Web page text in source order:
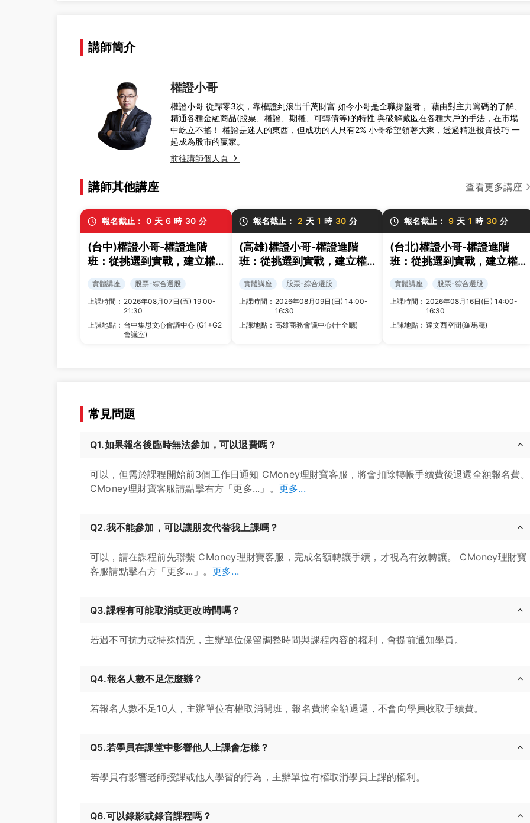
講師簡介
權證小哥
權證小哥 從歸零3次，靠權證到滾出千萬財富 如今小哥是全職操盤者， 藉由對主力籌碼的了解、
精通各種金融商品(股票、權證、期權、可轉債等)的特性 與破解藏匿在各種大戶的手法，在市場
中屹立不搖！ 權證是迷人的東西，但成功的人只有2% 小哥希望領著大家，透過精進投資技巧 一
起成為股市的贏家。
前往講師個人頁
講師其他講座 查看更多講座
報名截止： 0 天 6 時 30 分
(台中)權證小哥-權證進階
班：從挑選到實戰，建立權
實體講座
股票-綜合選股
上課時間： 2026年08月07日(五) 19:00-
21:30
上課地點： 台中集思文心會議中心 (G1+G2
會議室)
報名截止： 2 天 1 時 30 分
(高雄)權證小哥-權證進階
班：從挑選到實戰，建立權
實體講座
股票-綜合選股
上課時間： 2026年08月09日(日) 14:00-
16:30
上課地點： 高雄商務會議中心(十全廳)
報名截止： 9 天 1 時 30 分
(台北)權證小哥-權證進階
班：從挑選到實戰，建立權
實體講座
股票-綜合選股
上課時間： 2026年08月16日(日) 14:00-
16:30
上課地點： 達文西空間(羅馬廳)
常見問題
Q1.如果報名後臨時無法參加，可以退費嗎？
可以，但需於課程開始前3個工作日通知 CMoney理財寶客服，將會扣除轉帳手續費後退還全額報名費。
CMoney理財寶客服請點擊右方「更多...」。 更多...
Q2.我不能參加，可以讓朋友代替我上課嗎？
可以，請在課程前先聯繫 CMoney理財寶客服，完成名額轉讓手續，才視為有效轉讓。 CMoney理財寶
客服請點擊右方「更多...」。 更多...
Q3.課程有可能取消或更改時間嗎？
若遇不可抗力或特殊情況，主辦單位保留調整時間與課程內容的權利，會提前通知學員。
Q4.報名人數不足怎麼辦？
若報名人數不足10人，主辦單位有權取消開班，報名費將全額退還，不會向學員收取手續費。
Q5.若學員在課堂中影響他人上課會怎樣？
若學員有影響老師授課或他人學習的行為，主辦單位有權取消學員上課的權利。
Q6.可以錄影或錄音課程嗎？